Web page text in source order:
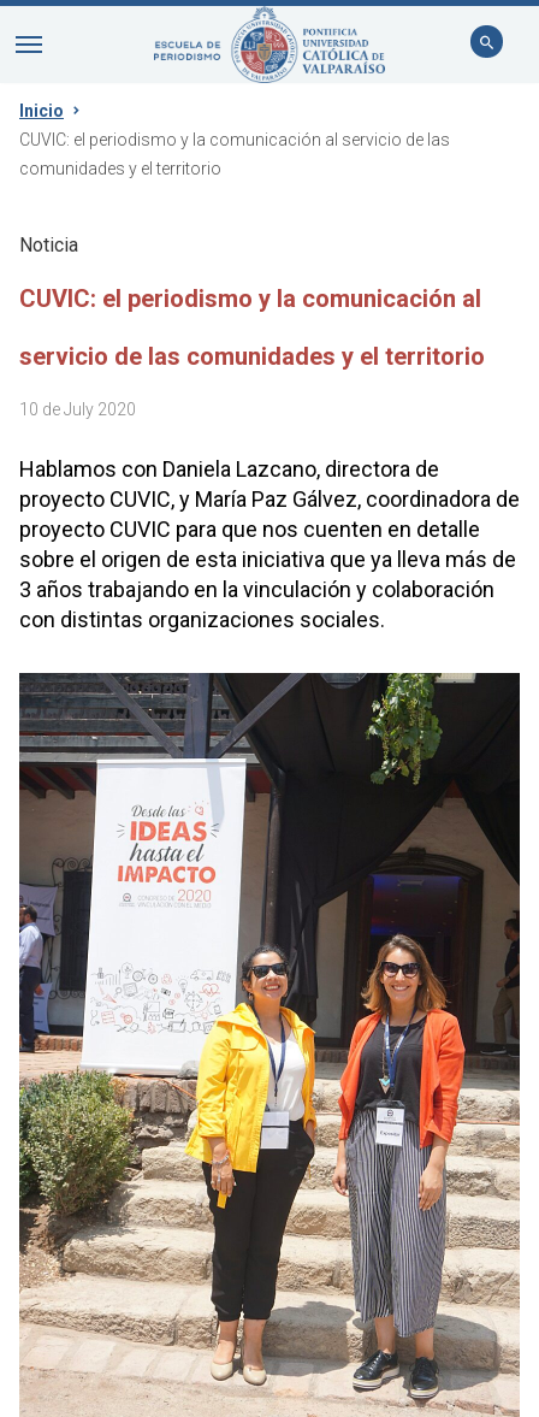
Inicio
CUVIC: el periodismo y la comunicación al servicio de las
comunidades y el territorio
Noticia
CUVIC: el periodismo y la comunicación al
servicio de las comunidades y el territorio
10 de July 2020
Hablamos con Daniela Lazcano, directora de
proyecto CUVIC, y María Paz Gálvez, coordinadora de
proyecto CUVIC para que nos cuenten en detalle
sobre el origen de esta iniciativa que ya lleva más de
3 años trabajando en la vinculación y colaboración
con distintas organizaciones sociales.